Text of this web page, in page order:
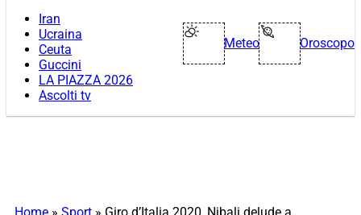
Iran
Ucraina
Ceuta
Guccini
LA PIAZZA 2026
Ascolti tv
Meteo Oroscopo